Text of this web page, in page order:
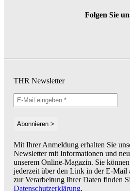
Folgen Sie
THR Newsletter
Mit Ihrer Anmeldung erhalten Sie
Newsletter mit Informationen und
unserem Online-Magazin. Sie
jederzeit über den Link in der E-Mail
zur Verarbeitung Ihrer Daten finden
Datenschutzerklärung.